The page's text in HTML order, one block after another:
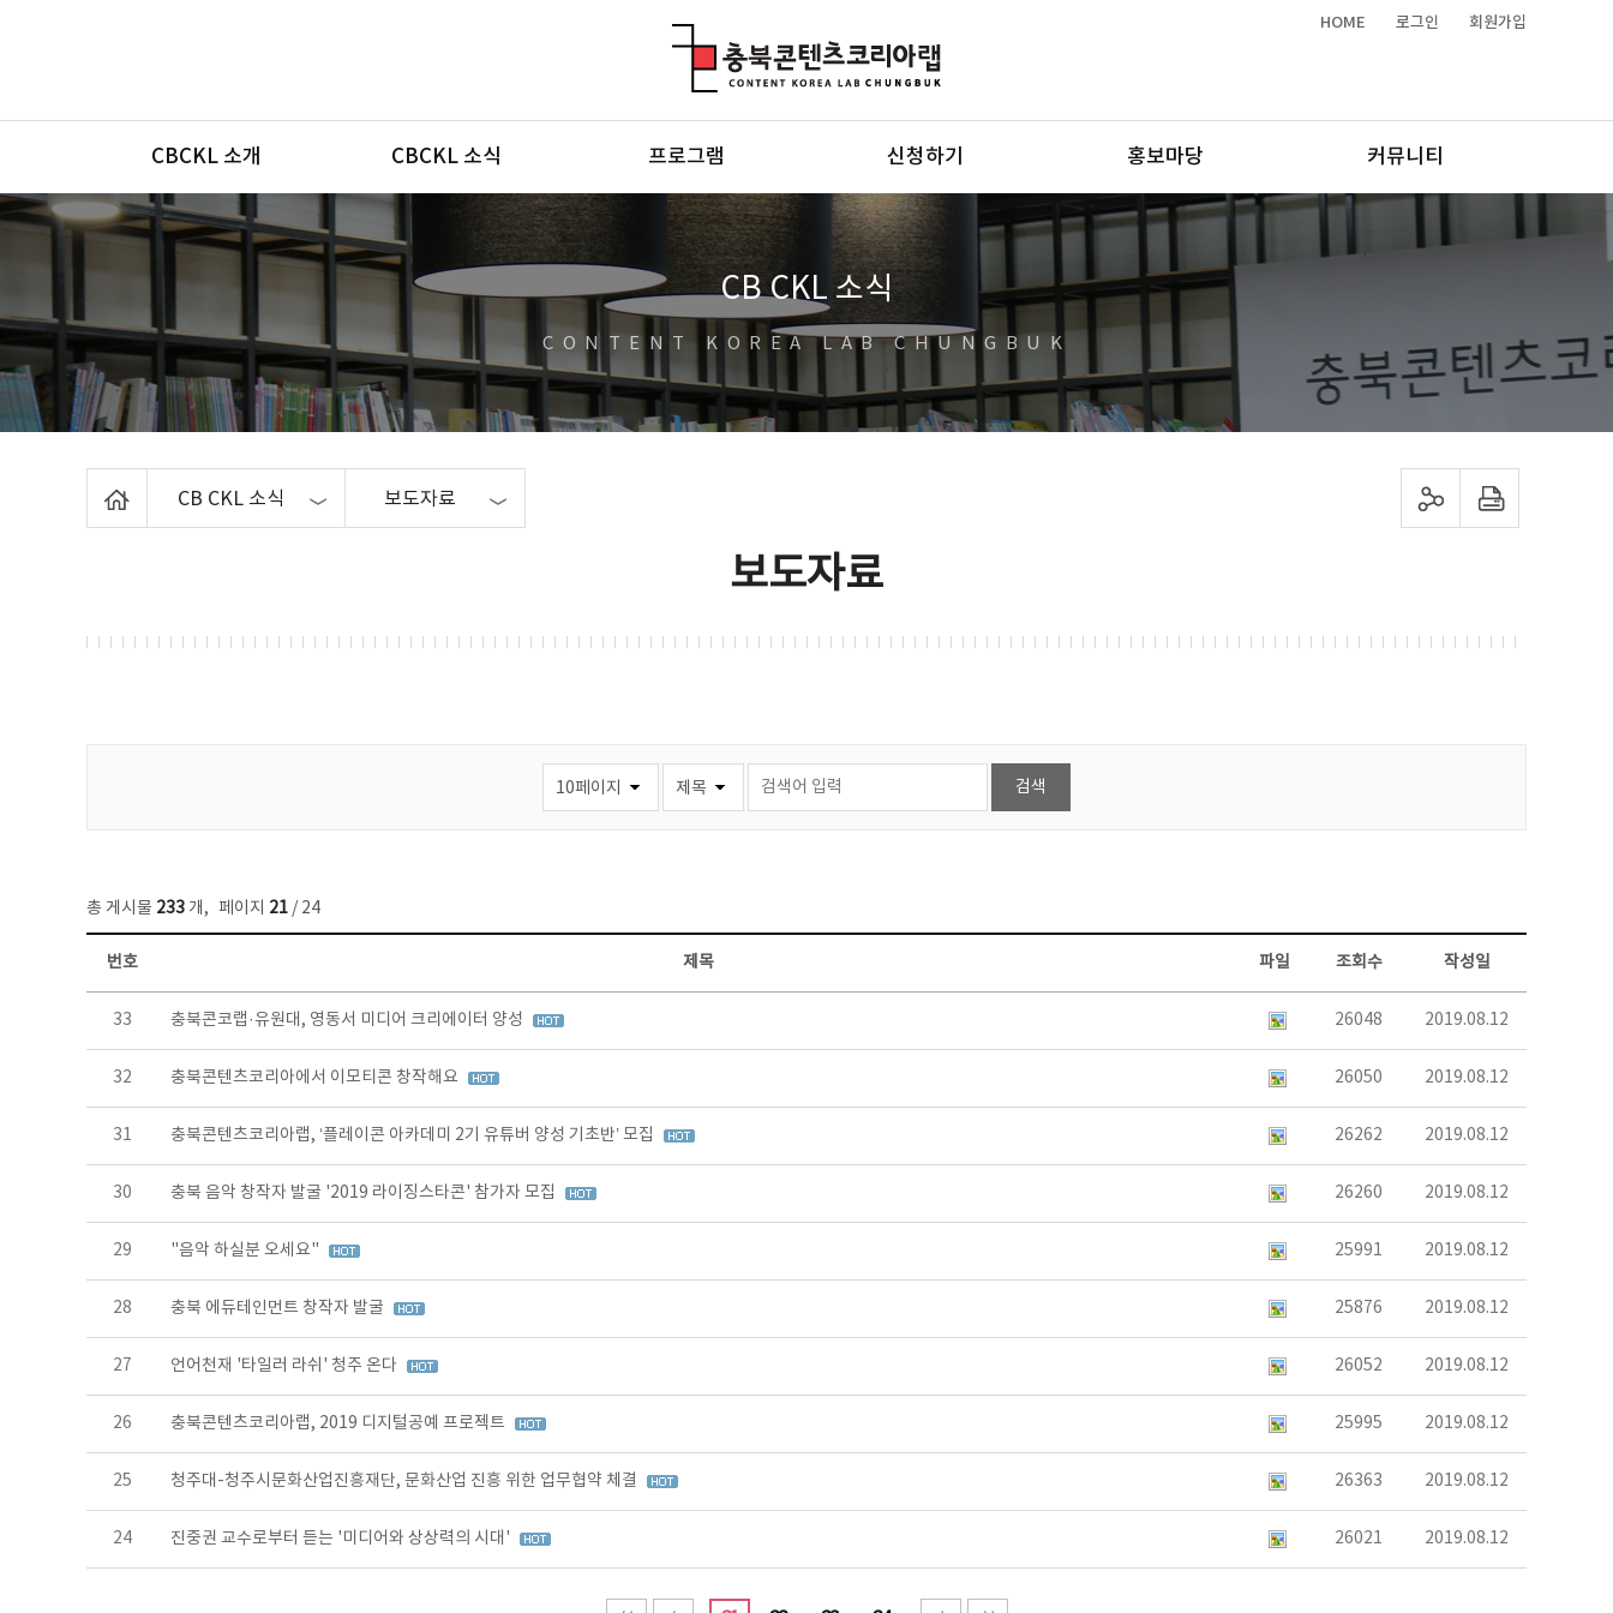
HOME 로그인 회원가입
메뉴
CBCKL 소개 CBCKL 소식 프로그램 신청하기 홍보마당 커뮤니티
CB CKL 소식
CONTENT KOREA LAB CHUNGBUK
CB CKL 소식 보도자료 sns 공유하기 프린트하기
보도자료
총 게시물 233 개, 페이지 21 / 24
보도자료 목록 - 번호, 제목, 작성자, 파일, 조회수, 작성일 정보 제공
번호 제목 파일 조회수 작성일
33 충북콘코랩·유원대, 영동서 미디어 크리에이터 양성 26048 2019.08.12
32 충북콘텐츠코리아에서 이모티콘 창작해요 26050 2019.08.12
31 충북콘텐츠코리아랩, ‘플레이콘 아카데미 2기 유튜버 양성 기초반’ 모집 26262 2019.08.12
30 충북 음악 창작자 발굴 '2019 라이징스타콘' 참가자 모집 26260 2019.08.12
29 "음악 하실분 오세요" 25991 2019.08.12
28 충북 에듀테인먼트 창작자 발굴 25876 2019.08.12
27 언어천재 '타일러 라쉬' 청주 온다 26052 2019.08.12
26 충북콘텐츠코리아랩, 2019 디지털공예 프로젝트 25995 2019.08.12
25 청주대-청주시문화산업진흥재단, 문화산업 진흥 위한 업무협약 체결 26363 2019.08.12
24 진중권 교수로부터 듣는 '미디어와 상상력의 시대' 26021 2019.08.12